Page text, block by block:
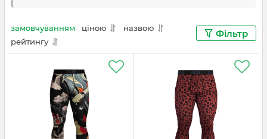
повсякденного носіння легінси стають базовим
елементом гардеробу, який легко поєднується з
футболками, худі чи куртками.
Вибираючи тайтси та легінси від GIG Military, ви
отримуєте якість перевірену часом: міцні
матеріали, дихаючі тканини та стильний дизайн.
Це поєднання функціональності й естетики, яке
робить ваші тренування ефективними, а
замовчуванням ціною
назвою
рейтингу
Фільтр